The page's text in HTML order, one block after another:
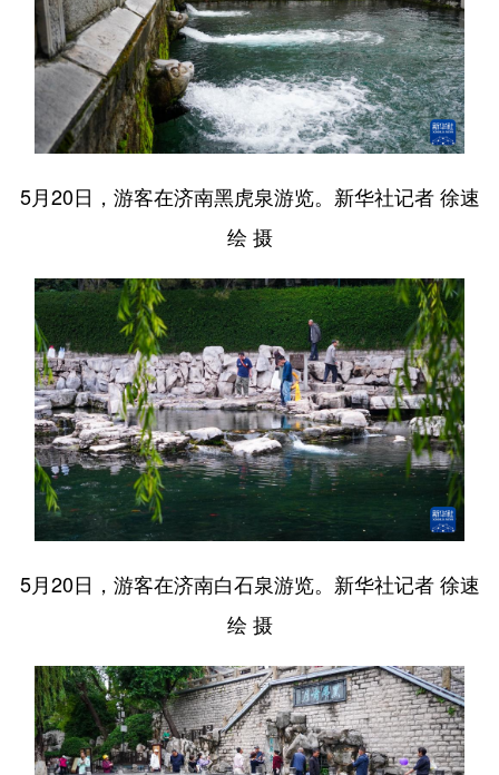
Русский язык 日本語 한국어
Deutsch Português
5月20日，游客在济南黑虎泉游览。新华社记者 徐速
绘 摄
5月20日，游客在济南白石泉游览。新华社记者 徐速
绘 摄